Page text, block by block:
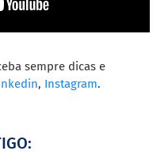
sempre dicas e
, Instagram.